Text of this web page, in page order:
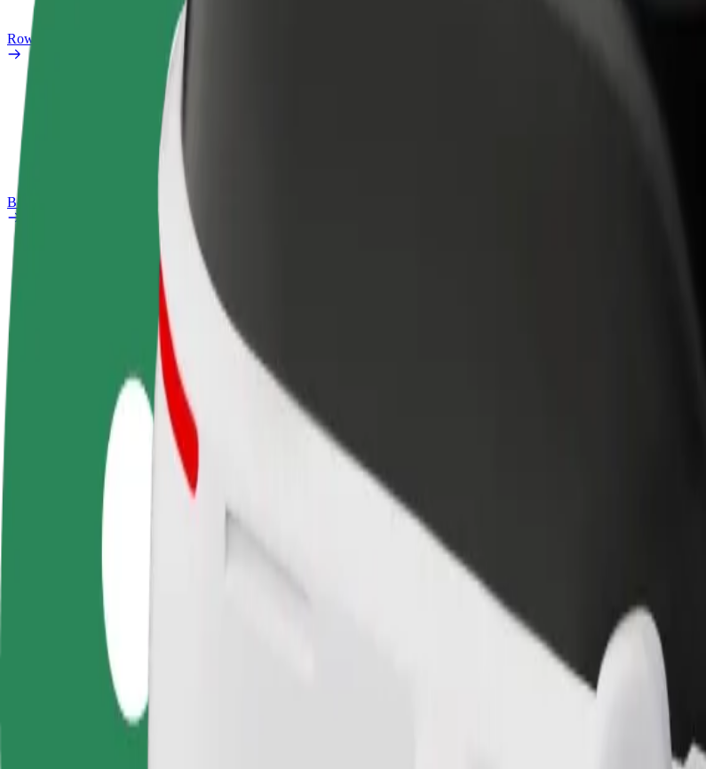
Rowery elektryczne
Laboratorium bezpieczeństwa
Bolt Plus
Zostań kierowcą
Zarabiaj na swoich
Zostań dostawcą
Dostarczaj jedzenie i otrzymuj
wypłatę co tydzień
Jak dostać się z Birmingham City Hospital A&E do Grand Central
Szukasz najlepszego sposobu na dotarcie z Birmingham City Hospital A&E do Grand Central? Zapoznaj się z naszymi
Grand Central
Wygoda i komfort w kilku kliknięciach!
Niezawodne przejazdy codziennymi samochodami średniej wielkości.
Szacowany czas podróży